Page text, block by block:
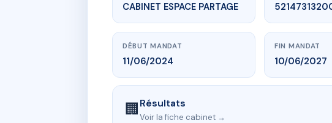
CABINET ESPACE PARTAGE
DÉBUT MANDAT
11/06/2024
FIN MANDAT
10/06/2027
🏢Résultats
Voir la fiche cabinet →